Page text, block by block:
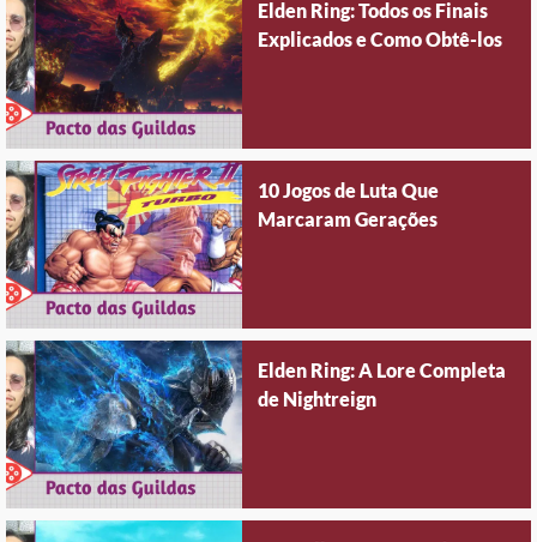
Elden Ring: Todos os Finais
Explicados e Como Obtê-los
10 Jogos de Luta Que
Marcaram Gerações
Elden Ring: A Lore Completa
de Nightreign